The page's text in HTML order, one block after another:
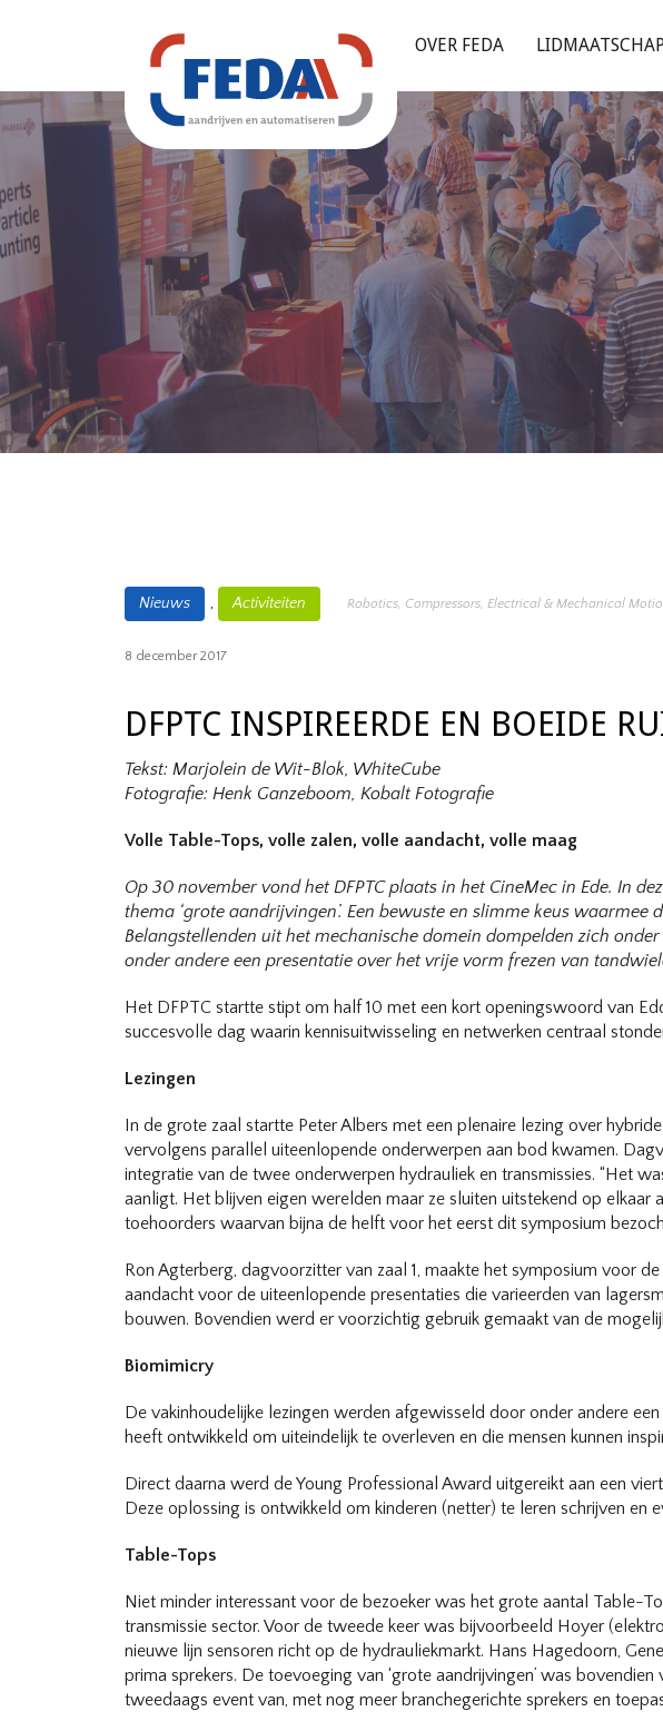
OVER FEDA LIDMAATSCHAP
Nieuws , Activiteiten Robotics, Compressors, Electrical & Mechanical
8 december 2017
DFPTC INSPIREERDE EN BOEIDE
Tekst: Marjolein de Wit-Blok, WhiteCube
Fotografie: Henk Ganzeboom, Kobalt Fotografie
Volle Table-Tops, volle zalen, volle aandacht, volle maag
Op 30 november vond het DFPTC plaats in het CineMec in Ede. In
thema ‘grote aandrijvingen’. Een bewuste en slimme keus
Belangstellenden uit het mechanische domein dompelden zich
onder andere een presentatie over het vrije vorm frezen van
Het DFPTC startte stipt om half 10 met een kort openingswoord van
succesvolle dag waarin kennisuitwisseling en netwerken centraal
Lezingen
In de grote zaal startte Peter Albers met een plenaire lezing over
vervolgens parallel uiteenlopende onderwerpen aan bod kwamen.
integratie van de twee onderwerpen hydrauliek en transmissies. “Het
aanligt. Het blijven eigen werelden maar ze sluiten uitstekend op
toehoorders waarvan bijna de helft voor het eerst dit symposium
Ron Agterberg, dagvoorzitter van zaal 1, maakte het symposium voor
aandacht voor de uiteenlopende presentaties die varieerden van
bouwen. Bovendien werd er voorzichtig gebruik gemaakt van de
Biomimicry
De vakinhoudelijke lezingen werden afgewisseld door onder andere
heeft ontwikkeld om uiteindelijk te overleven en die mensen kunnen
Direct daarna werd de Young Professional Award uitgereikt aan een
Deze oplossing is ontwikkeld om kinderen (netter) te leren schrijven en
Table-Tops
Niet minder interessant voor de bezoeker was het grote aantal Table-
transmissie sector. Voor de tweede keer was bijvoorbeeld Hoyer
nieuwe lijn sensoren richt op de hydrauliekmarkt. Hans Hagedoorn,
prima sprekers. De toevoeging van ‘grote aandrijvingen’ was
tweedaags event van, met nog meer branchegerichte sprekers en